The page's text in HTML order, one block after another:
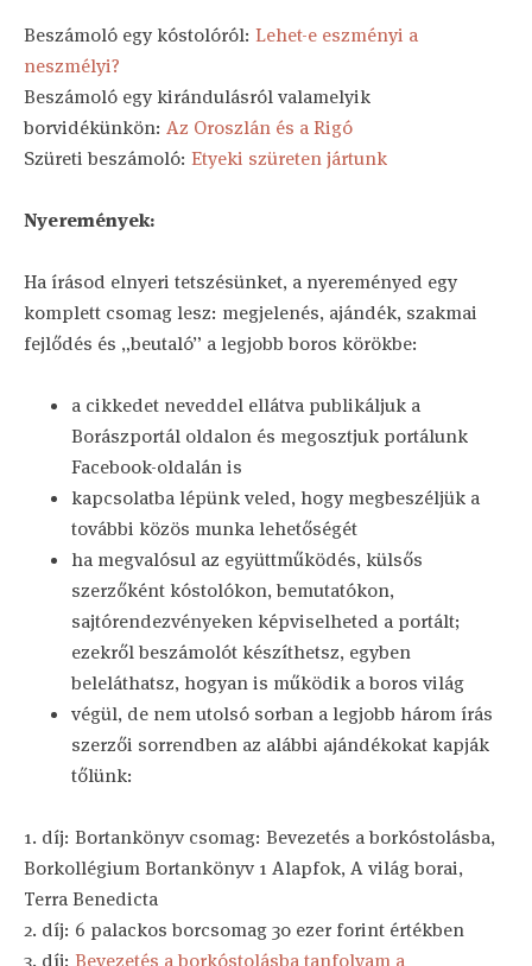
Beszámoló egy kóstolóról: Lehet-e eszményi a
neszmélyi?
Beszámoló egy kirándulásról valamelyik
borvidékünkön: Az Oroszlán és a Rigó
Szüreti beszámoló: Etyeki szüreten jártunk
Nyeremények:
Ha írásod elnyeri tetszésünket, a nyereményed egy
komplett csomag lesz: megjelenés, ajándék, szakmai
fejlődés és „beutaló” a legjobb boros körökbe:
a cikkedet neveddel ellátva publikáljuk a
Borászportál oldalon és megosztjuk portálunk
Facebook-oldalán is
kapcsolatba lépünk veled, hogy megbeszéljük a
további közös munka lehetőségét
ha megvalósul az együttműködés, külsős
szerzőként kóstolókon, bemutatókon,
sajtórendezvényeken képviselheted a portált;
ezekről beszámolót készíthetsz, egyben
beleláthatsz, hogyan is működik a boros világ
végül, de nem utolsó sorban a legjobb három írás
szerzői sorrendben az alábbi ajándékokat kapják
tőlünk:
1. díj: Bortankönyv csomag: Bevezetés a borkóstolásba,
Borkollégium Bortankönyv 1 Alapfok, A világ borai,
Terra Benedicta
2. díj: 6 palackos borcsomag 30 ezer forint értékben
3. díj: Bevezetés a borkóstolásba tanfolyam a